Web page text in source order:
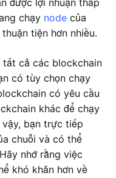
được lợi nhuận thấp
chạy node của
tiện hơn nhiều.
tất cả các blockchain
có tùy chọn chạy
có yêu cầu
khác để chạy
vậy, bạn trực tiếp
chuỗi và có thể
nhớ rằng việc
khó khăn hơn về